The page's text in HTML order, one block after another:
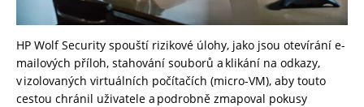
HP Wolf Security spouští rizikové úlohy, jako jsou otevírání e-
mailových příloh, stahování souborů a klikání na odkazy,
v izolovaných virtuálních počítačích (micro-VM), aby touto
cestou chránil uživatele a podrobně zmapoval pokusy